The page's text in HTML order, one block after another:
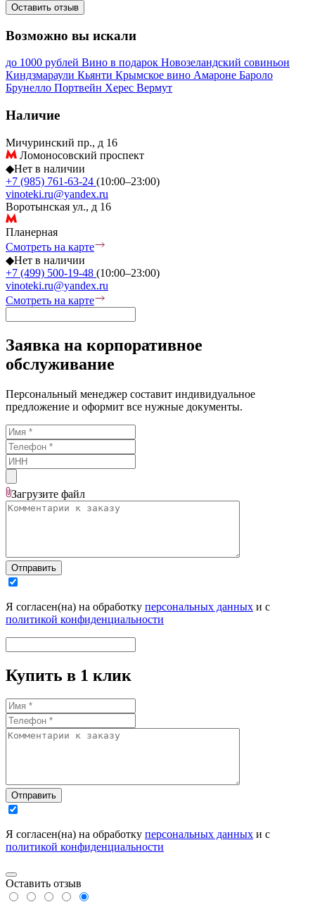
Оставить отзыв
Возможно вы искали
до 1000 рублей Вино в подарок Новозеландский совиньон
Киндзмараули Кьянти Крымское вино Амароне Бароло
Брунелло Портвейн Херес Вермут
Наличие
Мичуринский пр., д 16
Ломоносовский проспект
◆Нет в наличии
+7 (985) 761-63-24 (10:00–23:00)
vinoteki.ru@yandex.ru
Воротынская ул., д 16
Планерная
Смотреть на карте
◆Нет в наличии
+7 (499) 500-19-48 (10:00–23:00)
vinoteki.ru@yandex.ru
Смотреть на карте
Заявка на корпоративное
обслуживание
Персональный менеджер составит индивидуальное
предложение и оформит все нужные документы.
Загрузите файл
Отправить
Я согласен(на) на обработку персональных данных и с
политикой конфиденциальности
Купить в 1 клик
Отправить
Я согласен(на) на обработку персональных данных и с
политикой конфиденциальности
Оставить отзыв